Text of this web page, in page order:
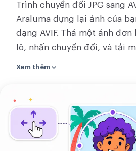
Chuyển JPG sang PDF
Trình chuyển đổi JPG sang
Araluma dựng lại ảnh của
dạng AVIF. Thả một ảnh đơn
lô, nhấn chuyển đổi, và tải
trên trang, hoặc trên máy
chúng tôi cho AVIF, trong khi
đổi vài ảnh cùng lúc dùng
của chúng tôi và liên kết tải
Xem thêm
bạn